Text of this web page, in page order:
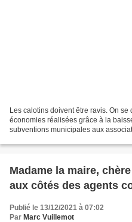
Les calotins doivent être ravis. On
économies réalisées grâce à la
subventions municipales aux
Madame la maire,
aux côtés des agents
Publié le 13/12/2021 à 07:02
Par Marc Vuillemot